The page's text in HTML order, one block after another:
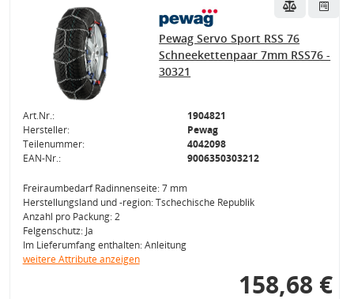
Pewag Servo Sport RSS 76
Schneekettenpaar 7mm RSS76 -
30321
Art.Nr.:
1904821
Hersteller:
Pewag
Teilenummer:
4042098
EAN-Nr.:
9006350303212
Freiraumbedarf Radinnenseite: 7 mm
Herstellungsland und -region: Tschechische Republik
Anzahl pro Packung: 2
Felgenschutz: Ja
Im Lieferumfang enthalten: Anleitung
weitere Attribute anzeigen
158,68 €